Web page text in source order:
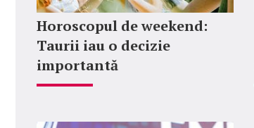
Horoscopul de weekend:
Taurii iau o decizie
importantă